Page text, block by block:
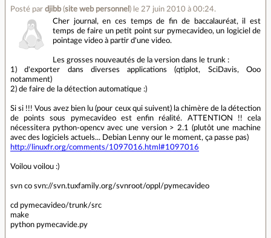
Posté par djibb(site web personnel ) le 27 juin 2010 à 00:24.
Cher journal, en ces temps de fin de baccalauréat, il est
temps de faire un petit point sur pymecavideo, un logiciel de
pointage video à partir d'une video.
Les grosses nouveautés de la version dans le trunk :
1) d'exporter dans diverses applications (qtiplot, SciDavis, Ooo
notamment)
2) de faire de la détection automatique :)
Si si !!! Vous avez bien lu (pour ceux qui suivent) la chimère de la détection
de points sous pymecavideo est enfin réalité. ATTENTION !! cela
nécessitera python-opencv avec une version > 2.1 (plutôt une machine
avec des logiciels actuels... Debian Lenny our le moment, ça passe pas)
http://linuxfr.org/comments/1097016.html#1097016
Voilou voilou :)
svn co svn://svn.tuxfamily.org/svnroot/oppl/pymecavideo
cd pymecavideo/trunk/src
make
python pymecavide.py